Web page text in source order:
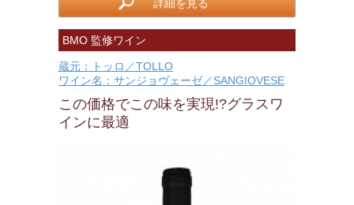
詳細を見る
BMO 監修ワイン
蔵元：トッロ／TOLLO
ワイン名：サンジョヴェーゼ／SANGIOVESE
この価格でこの味を実現!?グラスワ
インに最適